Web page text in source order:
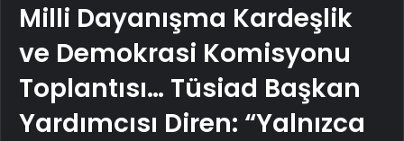
Milli Dayanışma Kardeşlik
ve Demokrasi Komisyonu
Toplantısı… Tüsiad Başkan
Yardımcısı Diren: “Yalnızca